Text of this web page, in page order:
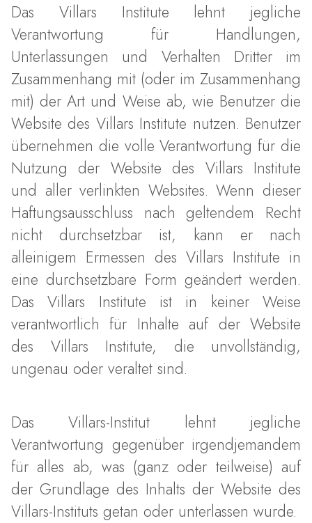
Das Villars Institute lehnt jegliche
Verantwortung für Handlungen,
Unterlassungen und Verhalten Dritter im
Zusammenhang mit (oder im Zusammenhang
mit) der Art und Weise ab, wie Benutzer die
Website des Villars Institute nutzen. Benutzer
übernehmen die volle Verantwortung für die
Nutzung der Website des Villars Institute
und aller verlinkten Websites. Wenn dieser
Haftungsausschluss nach geltendem Recht
nicht durchsetzbar ist, kann er nach
alleinigem Ermessen des Villars Institute in
eine durchsetzbare Form geändert werden.
Das Villars Institute ist in keiner Weise
verantwortlich für Inhalte auf der Website
des Villars Institute, die unvollständig,
ungenau oder veraltet sind.
Das Villars-Institut lehnt jegliche
Verantwortung gegenüber irgendjemandem
für alles ab, was (ganz oder teilweise) auf
der Grundlage des Inhalts der Website des
Villars-Instituts getan oder unterlassen wurde.